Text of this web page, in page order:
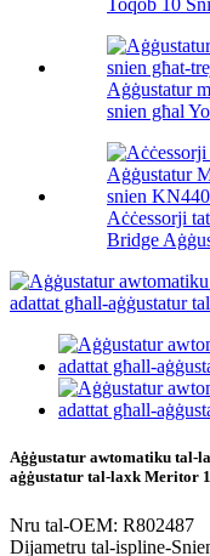
Toqob 10
Aġġustatur
snien għal
Aċċessorji
Bridge
Aġġustatur awtomatiku tal-
aġġustatur tal-laxk Meritor
Nru tal-OEM: R802487
Dijametru tal-ispline-